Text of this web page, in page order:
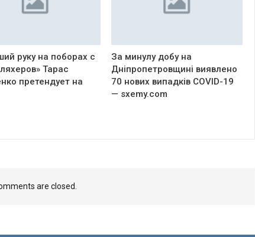
руку на поборах с
Тарас
претендует на
За минулу добу на
Дніпропетровщині виявлено
70 нових випадків COVID-19
— sxemy.com
are closed.